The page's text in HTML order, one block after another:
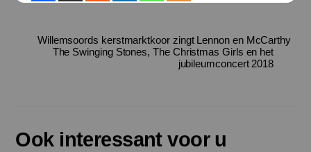
Willemsoords kerstmarktkoor zingt Lennon en McCarthy
The Swinging Stones, The Christmas Girls en het
jubileumconcert 2018
Ook interessant voor u